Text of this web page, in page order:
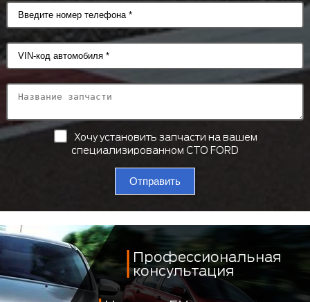
Хочу установить запчасти на вашем
специализированном СТО FORD
Отправить
Профессиональная
консультация